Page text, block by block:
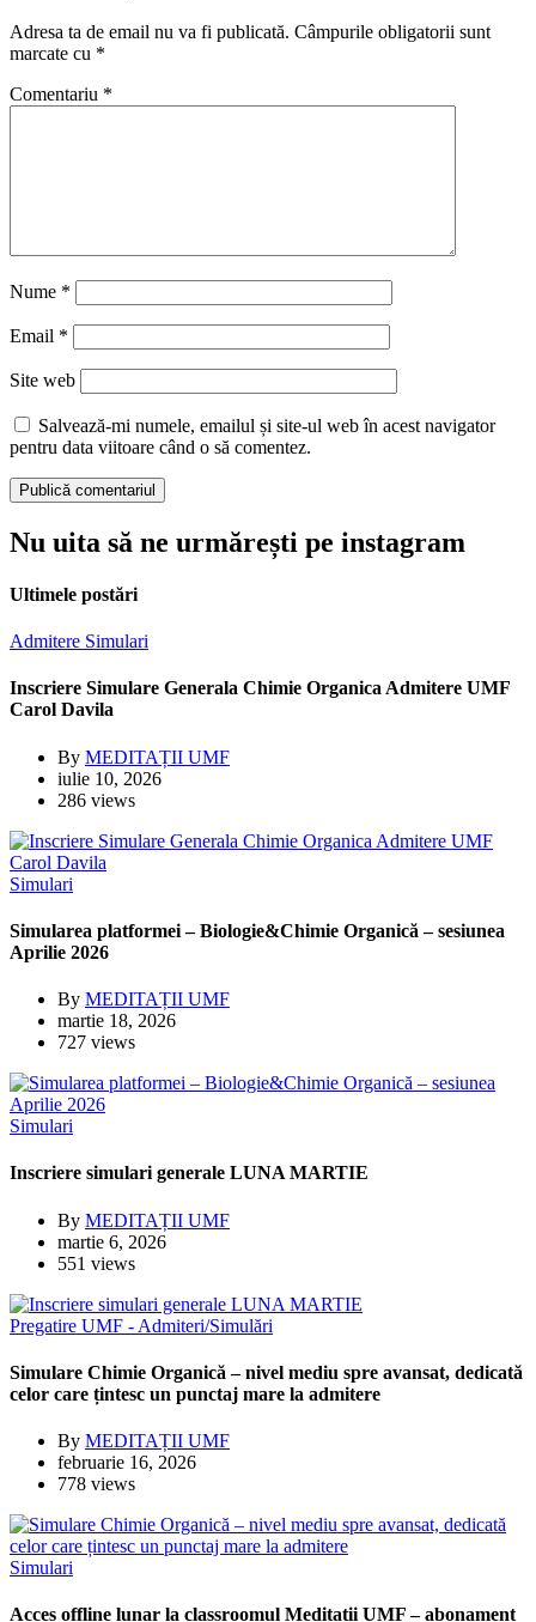
Adresa ta de email nu va fi publicată. Câmpurile obligatorii sunt
marcate cu *
Comentariu *
Nume *
Email *
Site web
Salvează-mi numele, emailul și site-ul web în acest navigator
pentru data viitoare când o să comentez.
Nu uita să ne urmărești pe instagram
Ultimele postări
Admitere Simulari
Inscriere Simulare Generala Chimie Organica Admitere UMF
Carol Davila
By MEDITAȚII UMF
iulie 10, 2026
286 views
Simulari
Simularea platformei – Biologie&Chimie Organică – sesiunea
Aprilie 2026
By MEDITAȚII UMF
martie 18, 2026
727 views
Simulari
Inscriere simulari generale LUNA MARTIE
By MEDITAȚII UMF
martie 6, 2026
551 views
Pregatire UMF - Admiteri/Simulări
Simulare Chimie Organică – nivel mediu spre avansat, dedicată
celor care țintesc un punctaj mare la admitere
By MEDITAȚII UMF
februarie 16, 2026
778 views
Simulari
Acces offline lunar la classroomul Meditatii UMF – abonament